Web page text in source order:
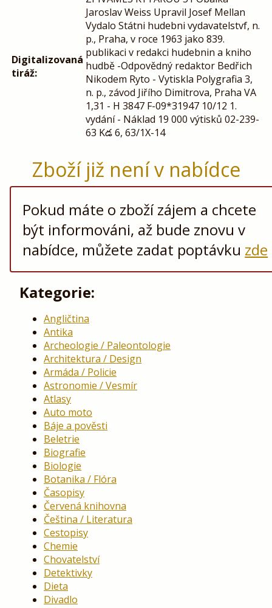
Digitalizovaná
tiráž:
Jaroslav Weiss Upravil Josef Mellan
Vydalo Státni hudebni vydavatelstvf, n.
p., Praha, v roce 1963 jako 839.
publikaci v redakci hudebnin a kniho
hudbě -Odpovědný redaktor Bedřich
Nikodem Ryto - Vytiskla Polygrafia 3,
n. p., závod Jiřího Dimitrova, Praha VA
1,31 - H 3847 F-09*31947 10/12 1.
vydání - Náklad 19 000 výtisků 02-239-
63 Kడ 6, 63/1X-14
Zboží již není v nabídce
Pokud máte o zboží zájem a chcete
být informováni, až bude znovu v
nabídce, můžete zadat poptávku zde
Kategorie:
Angličtina
Antika
Archeologie / Paleontologie
Architektura / Design
Armáda / Policie
Astronomie / Vesmír
Atlasy
Auto moto
Báje a pověsti
Beletrie
Biografie
Biologie
Botanika / Flóra
Časopisy
Červená knihovna
Čeština / Literatura
Cestopisy
Chemie
Chovatelství
Detektivky
Dieta
Divadlo